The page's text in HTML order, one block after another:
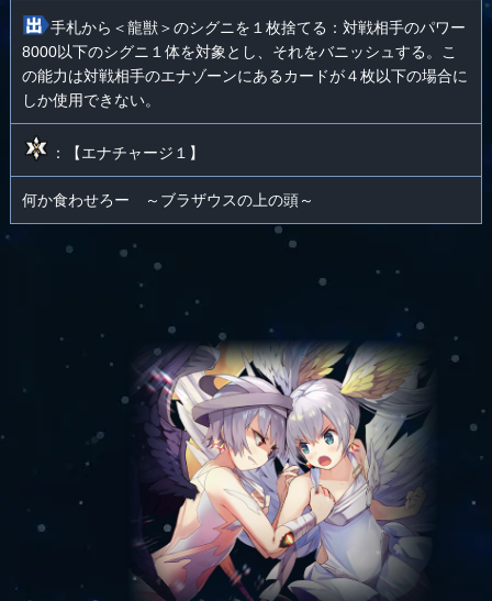
手札から＜龍獣＞のシグニを１枚捨てる：対戦相手のパワー
8000以下のシグニ１体を対象とし、それをバニッシュする。こ
の能力は対戦相手のエナゾーンにあるカードが４枚以下の場合に
しか使用できない。
：【エナチャージ１】
何か食わせろー ～ブラザウスの上の頭～